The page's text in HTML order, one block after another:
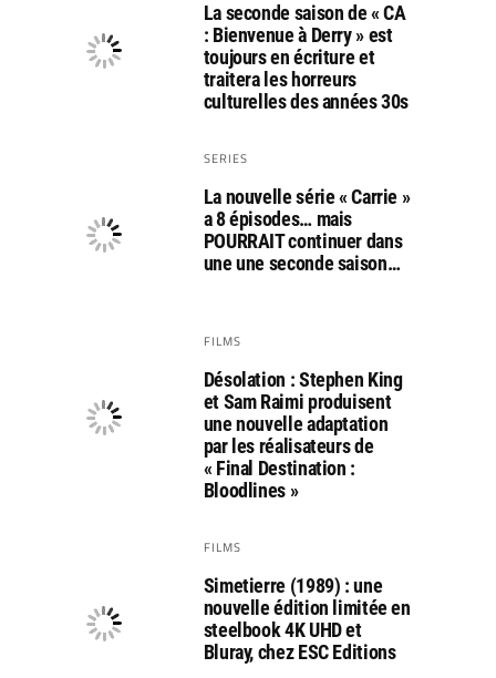
La seconde saison de « CA
: Bienvenue à Derry » est
toujours en écriture et
traitera les horreurs
culturelles des années 30s
SERIES
La nouvelle série « Carrie »
a 8 épisodes… mais
POURRAIT continuer dans
une une seconde saison…
FILMS
Désolation : Stephen King
et Sam Raimi produisent
une nouvelle adaptation
par les réalisateurs de
« Final Destination :
Bloodlines »
FILMS
Simetierre (1989) : une
nouvelle édition limitée en
steelbook 4K UHD et
Bluray, chez ESC Editions